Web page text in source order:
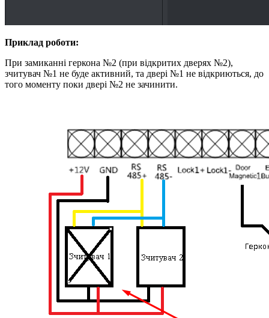
Приклад роботи:
При замиканні геркона №2 (при відкритих дверях №2),
зчитувач №1 не буде активний, та двері №1 не відкриються, до
того моменту поки двері №2 не зачинити.